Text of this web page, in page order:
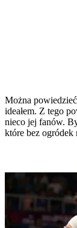
Można
ideałem. Z tego
nieco jej fanów.
które bez ogródek